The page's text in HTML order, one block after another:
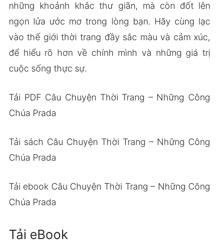
những khoảnh khắc thư giãn, mà còn đốt lên
ngọn lửa ước mơ trong lòng bạn. Hãy cùng lạc
vào thế giới thời trang đầy sắc màu và cảm xúc,
để hiểu rõ hơn về chính mình và những giá trị
cuộc sống thực sự.
Tải PDF Câu Chuyện Thời Trang – Những Công
Chúa Prada
Tải sách Câu Chuyện Thời Trang – Những Công
Chúa Prada
Tải ebook Câu Chuyện Thời Trang – Những Công
Chúa Prada
Tải eBook